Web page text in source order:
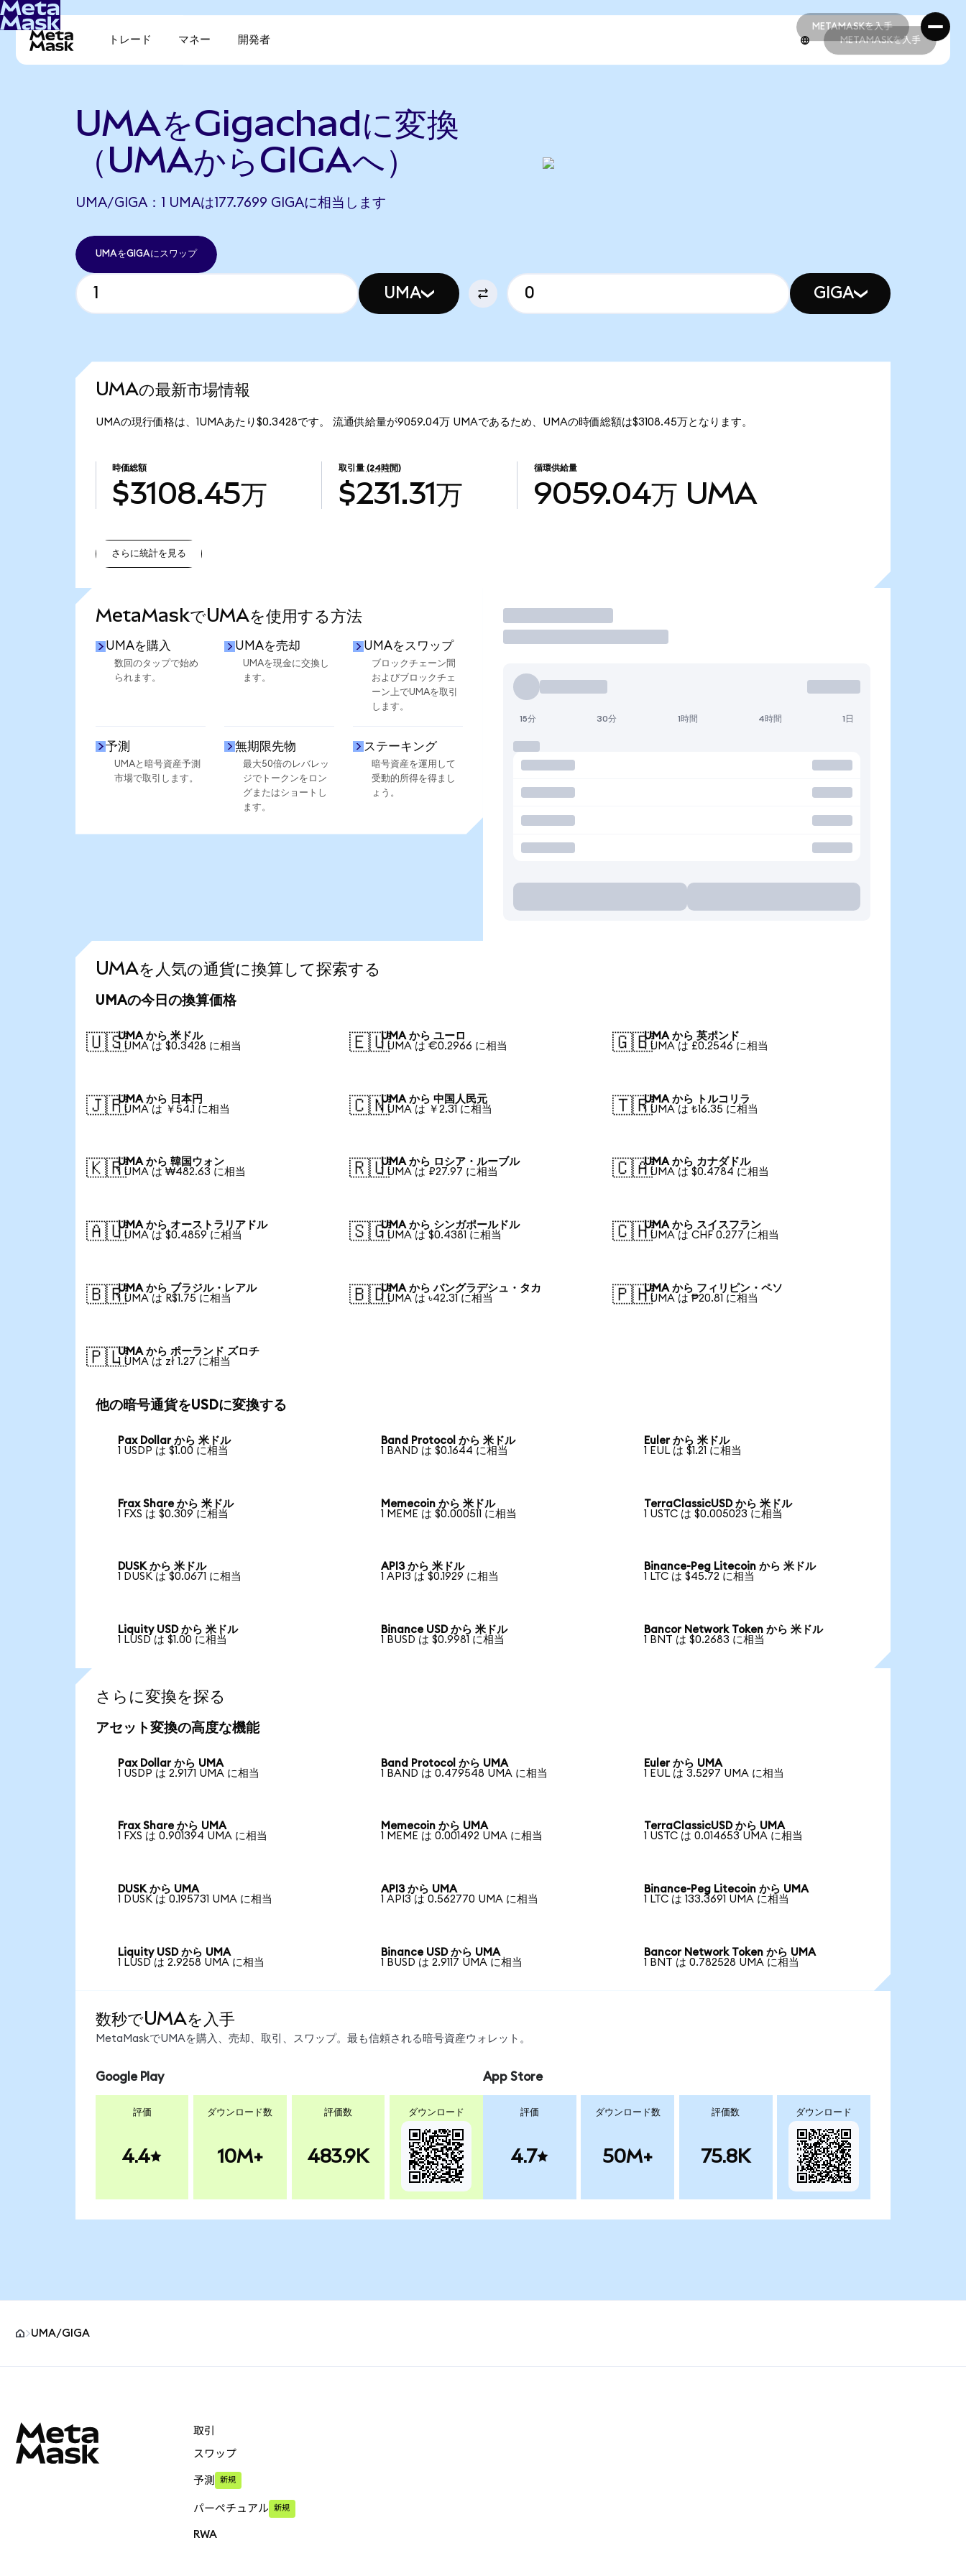
METAMASKを入手
METAMASKを入手
トレード マネー 開発者 METAMASKを入手
UMAをGigachadに変換
（UMAからGIGAへ）
UMA/GIGA：1 UMAは177.7699 GIGAに相当します
UMAをGIGAにスワップ
UMA GIGA
UMAの最新市場情報
UMAの現行価格は、1UMAあたり$0.3428です。 流通供給量が9059.04万 UMAであるため、UMAの時価総額は$3108.45万となります。
時価総額
$3108.45万
取引量 (24時間)
$231.31万
循環供給量
9059.04万 UMA
さらに統計を見る
MetaMaskでUMAを使用する方法
UMAを購入
数回のタップで始め
られます。
UMAを売却
UMAを現金に交換し
ます。
UMAをスワップ
ブロックチェーン間
およびブロックチェ
ーン上でUMAを取引
します。
予測
UMAと暗号資産予測
市場で取引します。
無期限先物
最大50倍のレバレッ
ジでトークンをロン
グまたはショートし
ます。
ステーキング
暗号資産を運用して
受動的所得を得まし
ょう。
取引
15分 30分 1時間 4時間 1日
UMAを人気の通貨に換算して探索する
UMAの今日の換算価格
🇺🇸UMA から 米ドル
1 UMA は $0.3428 に相当
🇪🇺UMA から ユーロ
1 UMA は €0.2966 に相当
🇬🇧UMA から 英ポンド
1 UMA は £0.2546 に相当
🇯🇵UMA から 日本円
1 UMA は ￥54.1 に相当
🇨🇳UMA から 中国人民元
1 UMA は ￥2.31 に相当
🇹🇷UMA から トルコリラ
1 UMA は ₺16.35 に相当
🇰🇷UMA から 韓国ウォン
1 UMA は ₩482.63 に相当
🇷🇺UMA から ロシア・ルーブル
1 UMA は ₽27.97 に相当
🇨🇦UMA から カナダドル
1 UMA は $0.4784 に相当
🇦🇺UMA から オーストラリアドル
1 UMA は $0.4859 に相当
🇸🇬UMA から シンガポールドル
1 UMA は $0.4381 に相当
🇨🇭UMA から スイスフラン
1 UMA は CHF 0.277 に相当
🇧🇷UMA から ブラジル・レアル
1 UMA は R$1.75 に相当
🇧🇩UMA から バングラデシュ・タカ
1 UMA は ৳42.31 に相当
🇵🇭UMA から フィリピン・ペソ
1 UMA は ₱20.81 に相当
🇵🇱UMA から ポーランド ズロチ
1 UMA は zł 1.27 に相当
他の暗号通貨をUSDに変換する
Pax Dollar から 米ドル
1 USDP は $1.00 に相当
Band Protocol から 米ドル
1 BAND は $0.1644 に相当
Euler から 米ドル
1 EUL は $1.21 に相当
Frax Share から 米ドル
1 FXS は $0.309 に相当
Memecoin から 米ドル
1 MEME は $0.000511 に相当
TerraClassicUSD から 米ドル
1 USTC は $0.005023 に相当
DUSK から 米ドル
1 DUSK は $0.0671 に相当
API3 から 米ドル
1 API3 は $0.1929 に相当
Binance-Peg Litecoin から 米ドル
1 LTC は $45.72 に相当
Liquity USD から 米ドル
1 LUSD は $1.00 に相当
Binance USD から 米ドル
1 BUSD は $0.9981 に相当
Bancor Network Token から 米ドル
1 BNT は $0.2683 に相当
さらに変換を探る
アセット変換の高度な機能
Pax Dollar から UMA
1 USDP は 2.9171 UMA に相当
Band Protocol から UMA
1 BAND は 0.479548 UMA に相当
Euler から UMA
1 EUL は 3.5297 UMA に相当
Frax Share から UMA
1 FXS は 0.901394 UMA に相当
Memecoin から UMA
1 MEME は 0.001492 UMA に相当
TerraClassicUSD から UMA
1 USTC は 0.014653 UMA に相当
DUSK から UMA
1 DUSK は 0.195731 UMA に相当
API3 から UMA
1 API3 は 0.562770 UMA に相当
Binance-Peg Litecoin から UMA
1 LTC は 133.3691 UMA に相当
Liquity USD から UMA
1 LUSD は 2.9258 UMA に相当
Binance USD から UMA
1 BUSD は 2.9117 UMA に相当
Bancor Network Token から UMA
1 BNT は 0.782528 UMA に相当
数秒でUMAを入手
MetaMaskでUMAを購入、売却、取引、スワップ。最も信頼される暗号資産ウォレット。
Google Play
評価
4.4
ダウンロード数
10M+
評価数
483.9K
ダウンロード
App Store
評価
4.7
ダウンロード数
50M+
評価数
75.8K
ダウンロード
UMA/GIGA
取引
スワップ
予測 新規
パーペチュアル 新規
RWA